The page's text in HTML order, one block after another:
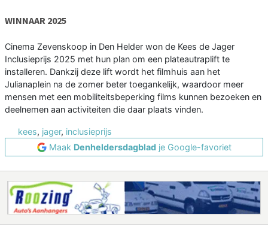
WINNAAR 2025
Cinema Zevenskoop in Den Helder won de Kees de Jager
Inclusieprijs 2025 met hun plan om een plateautraplift te
installeren. Dankzij deze lift wordt het filmhuis aan het
Julianaplein na de zomer beter toegankelijk, waardoor meer
mensen met een mobiliteitsbeperking films kunnen bezoeken en
deelnemen aan activiteiten die daar plaats vinden.
kees, jager, inclusieprijs
Maak Denheldersdagbladje Google-favoriet